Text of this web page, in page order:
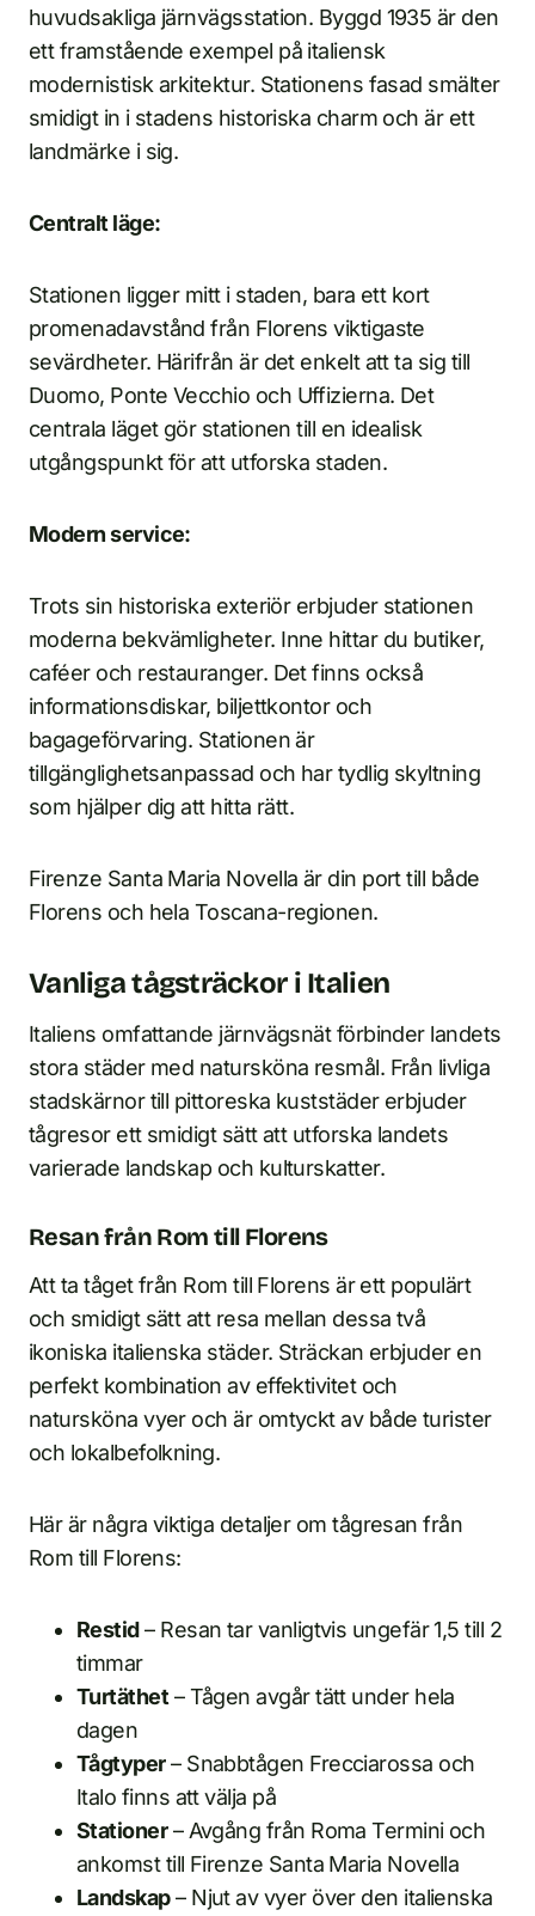
huvudsakliga järnvägsstation. Byggd 1935 är den
ett framstående exempel på italiensk
modernistisk arkitektur. Stationens fasad smälter
smidigt in i stadens historiska charm och är ett
landmärke i sig.
Centralt läge:
Stationen ligger mitt i staden, bara ett kort
promenadavstånd från Florens viktigaste
sevärdheter. Härifrån är det enkelt att ta sig till
Duomo, Ponte Vecchio och Uffizierna. Det
centrala läget gör stationen till en idealisk
utgångspunkt för att utforska staden.
Modern service:
Trots sin historiska exteriör erbjuder stationen
moderna bekvämligheter. Inne hittar du butiker,
caféer och restauranger. Det finns också
informationsdiskar, biljettkontor och
bagageförvaring. Stationen är
tillgänglighetsanpassad och har tydlig skyltning
som hjälper dig att hitta rätt.
Firenze Santa Maria Novella är din port till både
Florens och hela Toscana-regionen.
Vanliga tågsträckor i Italien
Italiens omfattande järnvägsnät förbinder landets
stora städer med natursköna resmål. Från livliga
stadskärnor till pittoreska kuststäder erbjuder
tågresor ett smidigt sätt att utforska landets
varierade landskap och kulturskatter.
Resan från Rom till Florens
Att ta tåget från Rom till Florens är ett populärt
och smidigt sätt att resa mellan dessa två
ikoniska italienska städer. Sträckan erbjuder en
perfekt kombination av effektivitet och
natursköna vyer och är omtyckt av både turister
och lokalbefolkning.
Här är några viktiga detaljer om tågresan från
Rom till Florens:
Restid– Resan tar vanligtvis ungefär 1,5 till 2
timmar
Turtäthet – Tågen avgår tätt under hela
dagen
Tågtyper– Snabbtågen Frecciarossa och
Italo finns att välja på
Stationer– Avgång från Roma Termini och
ankomst till Firenze Santa Maria Novella
Landskap– Njut av vyer över den italienska